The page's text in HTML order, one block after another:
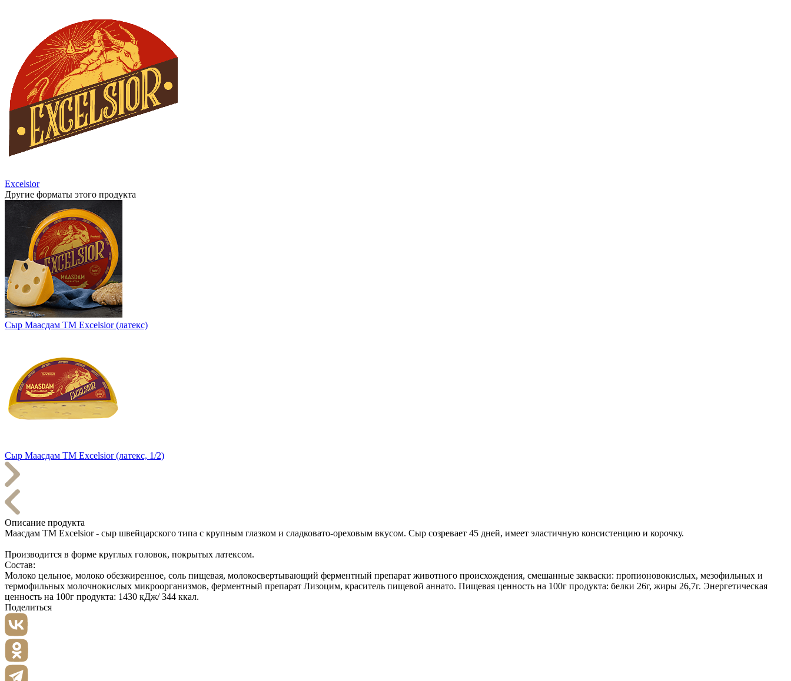
Excelsior
Другие форматы этого продукта
Сыр Маасдам ТМ Excelsior (латекс)
Сыр Маасдам ТМ Excelsior (латекс, 1/2)
Описание продукта
Маасдам ТМ Excelsior - сыр швейцарского типа с крупным глазком и сладковато-ореховым вкусом. Сыр созревает 45 дней, имеет эластичную консистенцию и корочку.
Производится в форме круглых головок, покрытых латексом.
Состав:
Молоко цельное, молоко обезжиренное, соль пищевая, молокосвертывающий ферментный препарат животного происхождения, смешанные закваски: пропионовокислых, мезофильных и
термофильных молочнокислых микроорганизмов, ферментный препарат Лизоцим, краситель пищевой аннато. Пищевая ценность на 100г продукта: белки 26г, жиры 26,7г. Энергетическая
ценность на 100г продукта: 1430 кДж/ 344 ккал.
Поделиться